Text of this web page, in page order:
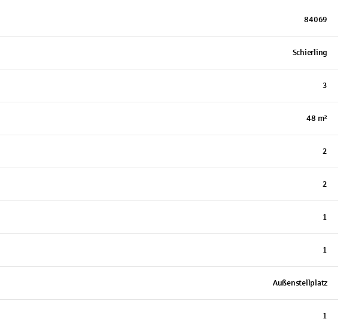
84069
Schierling
3
48 m²
2
2
1
1
Außenstellplatz
1